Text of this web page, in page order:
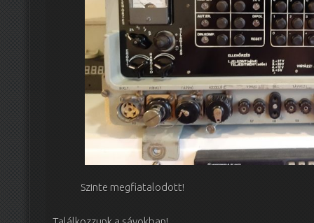
Szinte megfiatalodott!